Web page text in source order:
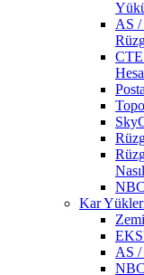
AS /
Kar
AS /